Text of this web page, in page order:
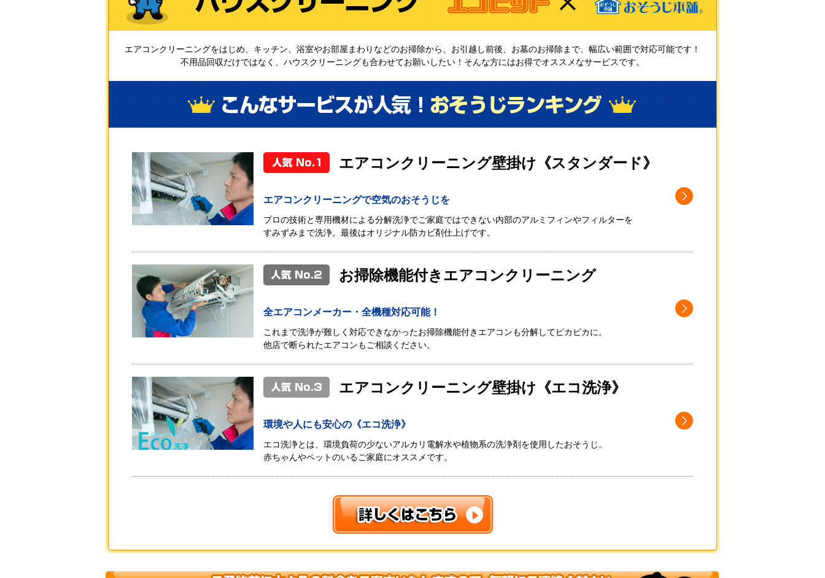
エアコンクリーニングをはじめ、キッチン、浴室やお部屋まわりなどのお掃除から、お引越し前後、お墓のお掃除まで、幅広い範囲で対応可能です！
不用品回収だけではなく、ハウスクリーニングも合わせてお願いしたい！そんな方にはお得でオススメなサービスです。
エアコンクリーニング壁掛け《スタンダード》
エアコンクリーニングで空気のおそうじを
プロの技術と専用機材による分解洗浄でご家庭ではできない内部のアルミフィンやフィルターを
すみずみまで洗浄。最後はオリジナル防カビ剤仕上げです。
お掃除機能付きエアコンクリーニング
全エアコンメーカー・全機種対応可能！
これまで洗浄が難しく対応できなかったお掃除機能付きエアコンも分解してピカピカに。
他店で断られたエアコンもご相談ください。
エアコンクリーニング壁掛け《エコ洗浄》
環境や人にも安心の《エコ洗浄》
エコ洗浄とは、環境負荷の少ないアルカリ電解水や植物系の洗浄剤を使用したおそうじ。
赤ちゃんやペットのいるご家庭にオススメです。